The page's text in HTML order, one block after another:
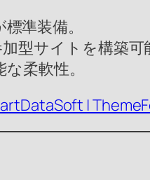
準装備。
型サイトを構築可
柔軟性。
|